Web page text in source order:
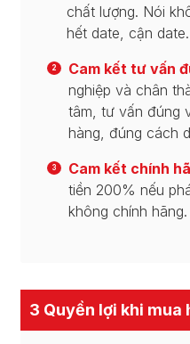
chất lượng. Nói
hết date, cận date.
2 Cam kết tư vấn
nghiệp và chân
tâm, tư vấn đúng
hàng, đúng cách
3 Cam kết chính
tiền 200% nếu
không chính hãng.
3 Quyền lợi khi mua